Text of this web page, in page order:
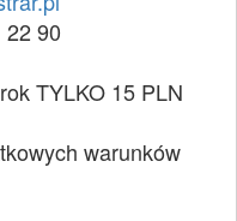
22 90
TYLKO 15 PLN
warunków